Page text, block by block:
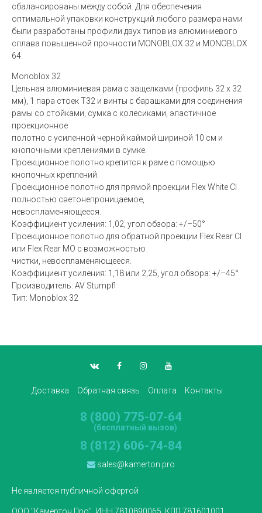
сбалансированы между собой. Для обеспечения
оптимальной упаковки конструкций любого размера нами
были разработаны профили двух типов из алюминиевого
сплава повышенной прочности MONOBLOX 32 и MONOBLOX
64.
Monoblox 32
Цельная алюминиевая рама с защелками (профиль 32 x 32
мм), 1 пара стоек T32 и винты с барашками для соединения
рамы со стойками, сумка с колесиками, эластичное
проекционное
полотно с усиленной черной каймой шириной 10 см и
кнопочными креплениями в сумке.
Проекционное полотно крепится к раме с помощью
кнопочных креплений.
Проекционное полотно для прямой проекции Flex White CI
полностью светонепроницаемое,
невоспламеняющееся.
Коэффициент усиления: 1,02, угол обзора: +/–50°
Проекционное полотно для обратной проекции Flex Rear CI
или Flex Rear MO с возможностью
чистки, невоспламеняющееся.
Коэффициент усиления: 1,18 или 2,25, угол обзора: +/–45°
Производитель: AV Stumpfl
Тип: Monoblox 32
Доставка Обратная связь Оплата Контакты
8 (800) 775-07-64
(бесплатный вызов)
8 (812) 606-74-84
sales@kamerton.pro
Не является публичной офертой